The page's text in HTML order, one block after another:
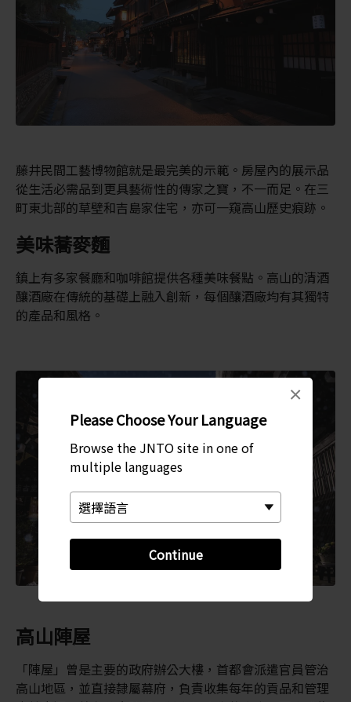
Please Choose Your Language
Browse the JNTO site in one of
multiple languages
Continue
×
藤井民間工藝博物館就是最完美的示範。房屋內的展示品
從生活必需品到更具藝術性的傳家之寶，不一而足。在三
町東北部的草壁和吉島家住宅，亦可一窺高山歷史痕跡。
美味蕎麥麵
鎮上有多家餐廳和咖啡館提供各種美味餐點。高山的清酒
釀酒廠在傳統的基礎上融入創新，每個釀酒廠均有其獨特
的產品和風格。
高山陣屋
「陣屋」曾是主要的政府辦公大樓，首都會派遣官員管治
高山地區，並直接隸屬幕府，負責收集每年的貢品和管理